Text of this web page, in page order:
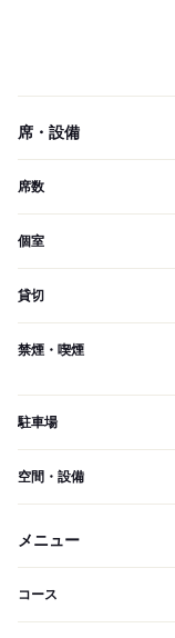
席・設備
席数
個室
貸切
禁煙・喫煙
駐車場
空間・設備
メニュー
コース